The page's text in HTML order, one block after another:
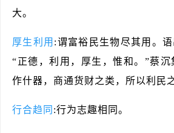
大。
厚生利用 :谓富裕民生物尽其用。语
“正德，利用，厚生，惟和。”蔡沉
作什器，商通货财之类，所以利民
行合趋同 :行为志趣相同。